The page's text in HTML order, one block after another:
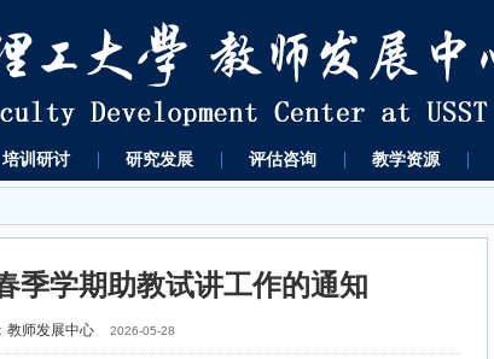
培训研讨 研究发展 评估咨询 教学资源
季学期助教试讲工作的通知
教师发展中心 2026-05-28